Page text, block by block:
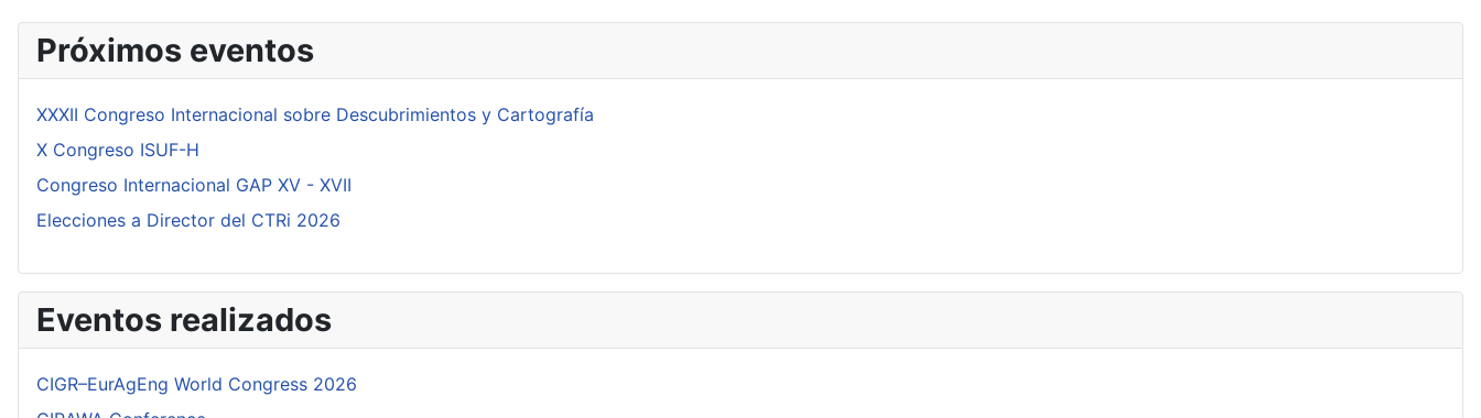
Próximos eventos
XXXII Congreso Internacional sobre Descubrimientos y Cartografía
X Congreso ISUF-H
Congreso Internacional GAP XV - XVII
Elecciones a Director del CTRi 2026
Eventos realizados
CIGR–EurAgEng World Congress 2026